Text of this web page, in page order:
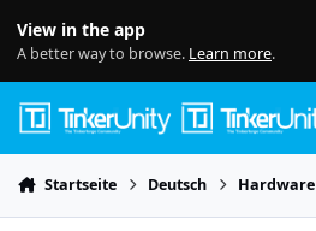
View in the app
A better way to browse. Learn more.
Startseite Deutsch Hardware